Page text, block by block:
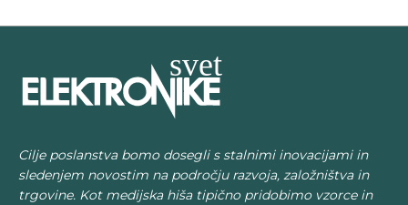
Cilje poslanstva bomo dosegli s stalnimi inovacijami in
sledenjem novostim na področju razvoja, založništva in
trgovine. Kot medijska hiša tipično pridobimo vzorce in